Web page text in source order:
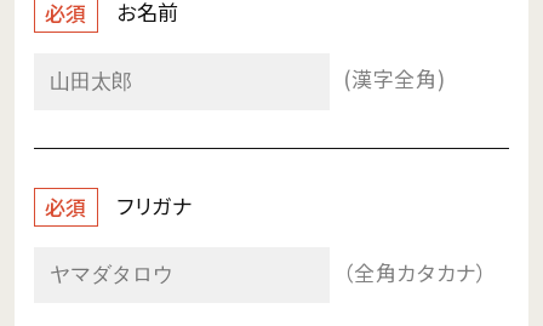
必須 お名前
(漢字全角)
必須 フリガナ
（全角カタカナ）